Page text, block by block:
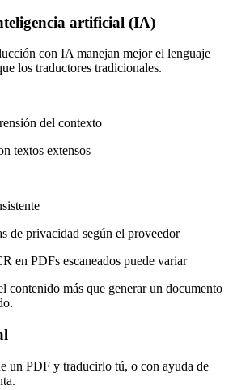
artificial (IA)
con IA manejan mejor el lenguaje
los traductores tradicionales.
del contexto
textos extensos
de privacidad según el proveedor
en PDFs escaneados puede variar
contenido más que generar un documento
un PDF y traducirlo tú, o con ayuda de